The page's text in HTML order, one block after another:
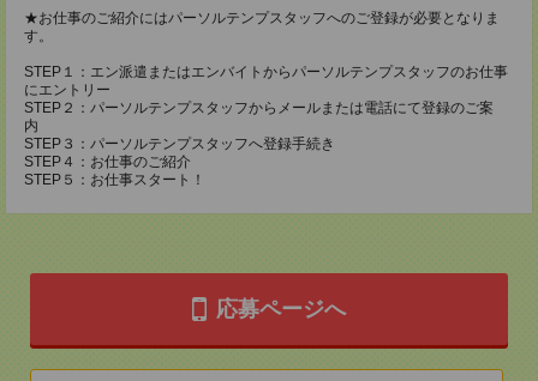
★お仕事のご紹介にはパーソルテンプスタッフへのご登録が必要となりま
す。
STEP１：エン派遣またはエンバイトからパーソルテンプスタッフのお仕事
にエントリー
STEP２：パーソルテンプスタッフからメールまたは電話にて登録のご案
内
STEP３：パーソルテンプスタッフへ登録手続き
STEP４：お仕事のご紹介
STEP５：お仕事スタート！
応募ページへ